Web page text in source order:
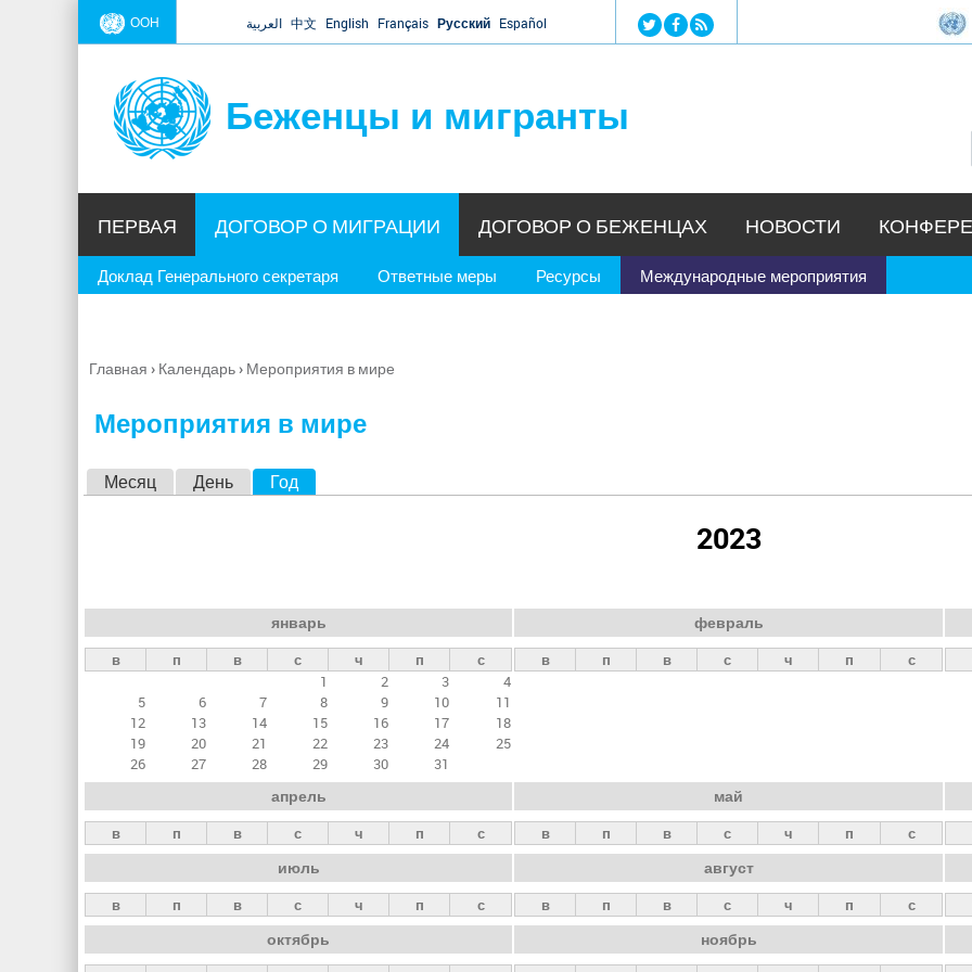
Jump to navigation
ООН العربية 中文 English Français Русский Español
Беженцы и мигранты
ПЕРВАЯ ДОГОВОР О МИГРАЦИИ
Доклад Генерального секретаря Ответные меры Ресурсы Международные мероприятия
ДОГОВОР О БЕЖЕНЦАХ НОВОСТИ
Вы
Главная › Календарь› Мероприятия в мире
Мероприятия в мире
н
ы
е
а
д
к
и
Месяц День Год
2023
январь
в п в с ч п
с
1
2 3
4
5
6 7 8 9 10
11
12
13 14 15 16 17
18
19
20 21 22 23 24
25
26
27 28 29 30 31
февраль
в п в с ч п с
апрель
в п в с ч п с
май
в п в с ч п с
июль
в п в с ч п с
август
в п в с ч п с
октябрь ноябрь